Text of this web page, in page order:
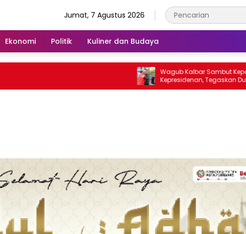
Jumat, 7 Agustus 2026
Ekonomi Politik Kuliner dan Budaya
Wagub Kalbar Sambut Kepala Staf
Kepresidenan, Tegaskan Dukungan
untuk Hilirisasi Bauksit